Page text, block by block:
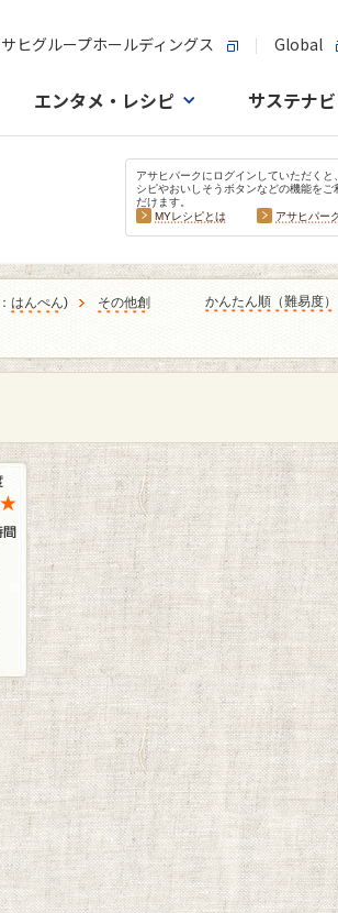
ヒグループホールディングス Global
エンタメ・レシピ サステナ
アサヒパークにログインしていただくと
シピやおいしそうボタンなどの機能をご
だけます。
MYレシピとは
アサヒパー
： はんぺん)
その他創
かんたん順（難易度）